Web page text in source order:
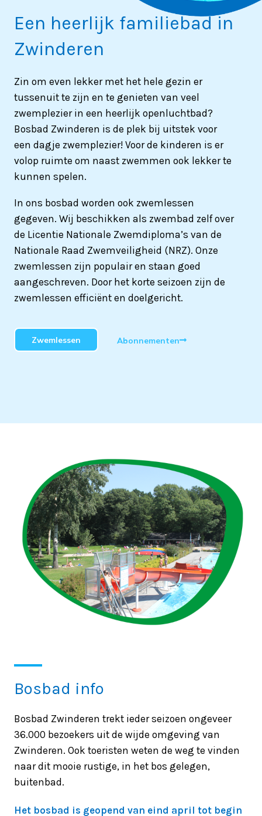
Een heerlijk familiebad in
Zwinderen
Zin om even lekker met het hele gezin er
tussenuit te zijn en te genieten van veel
zwemplezier in een heerlijk openluchtbad?
Bosbad Zwinderen is de plek bij uitstek voor
een dagje zwemplezier! Voor de kinderen is er
volop ruimte om naast zwemmen ook lekker te
kunnen spelen.
In ons bosbad worden ook zwemlessen
gegeven. Wij beschikken als zwembad zelf over
de Licentie Nationale Zwemdiploma’s van de
Nationale Raad Zwemveiligheid (NRZ). Onze
zwemlessen zijn populair en staan goed
aangeschreven. Door het korte seizoen zijn de
zwemlessen efficiënt en doelgericht.
Zwemlessen Abonnementen
Bosbad info
Bosbad Zwinderen trekt ieder seizoen ongeveer
36.000 bezoekers uit de wijde omgeving van
Zwinderen. Ook toeristen weten de weg te vinden
naar dit mooie rustige, in het bos gelegen,
buitenbad.
Het bosbad is geopend van eind april tot begin